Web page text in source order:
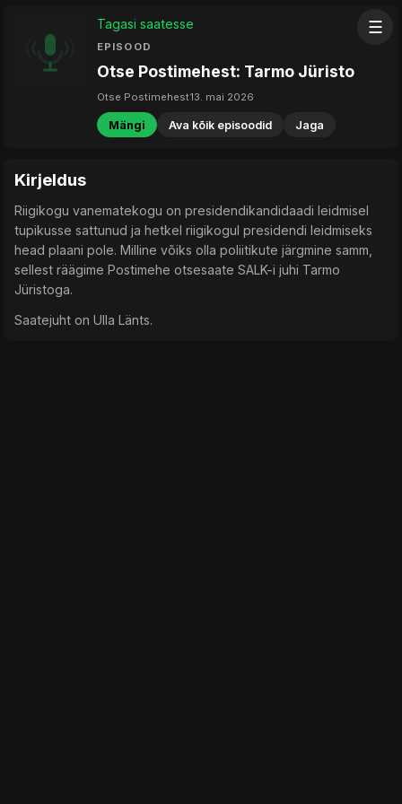
☰
Tagasi saatesse
EPISOOD
Otse Postimehest: Tarmo Jüristo
Otse Postimehest13. mai 2026
Mängi Ava kõik episoodid Jaga
Kirjeldus
Riigikogu vanematekogu on presidendikandidaadi leidmisel
tupikusse sattunud ja hetkel riigikogul presidendi leidmiseks
head plaani pole. Milline võiks olla poliitikute järgmine samm,
sellest räägime Postimehe otsesaate SALK-i juhi Tarmo
Jüristoga.
Saatejuht on Ulla Länts.